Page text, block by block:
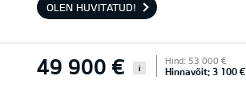
OLEN HUVITATUD!
49 900 € i
Hind: 53 000 €
Hinnavõit: 3 100 €